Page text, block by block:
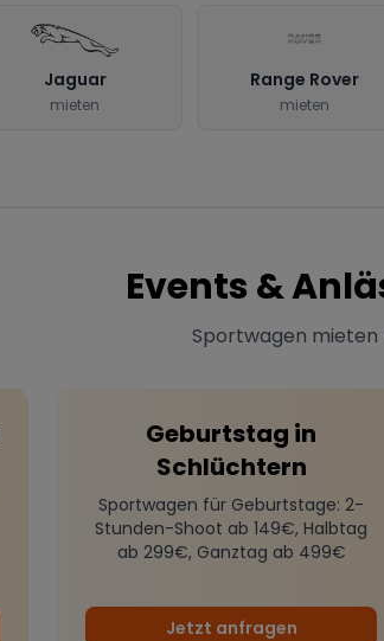
Jaguar
mieten
Range Rover
mieten
Events &
Sportwagen mieten
Geburtstag in
Schlüchtern
Sportwagen für Geburtstage: 2-
Stunden-Shoot ab 149€, Halbtag
ab 299€, Ganztag ab 499€
Jetzt anfragen